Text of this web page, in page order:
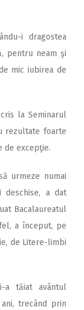
i dragostea
pentru neam şi
mic iubirea de
la Seminarul
rezultate foarte
de excepţie.
urmeze numai
deschise, a dat
Bacalaureatul
a început, pe
de Litere-limbi
a tăiat avântul
trecând prin